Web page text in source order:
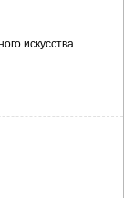
искусства